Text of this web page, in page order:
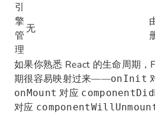
引
擎
管
理
无
如果你熟悉 React 的生命周期
期很容易映射过来——onInit
onMount 对应
对应